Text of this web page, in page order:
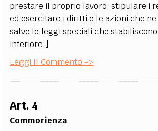
prestare il proprio lavoro, stipulare i
ed esercitare i diritti e le azioni che ne
salve le leggi speciali che stabiliscono
inferiore.]
Leggi Il Commento ->
Art. 4
Commorienza